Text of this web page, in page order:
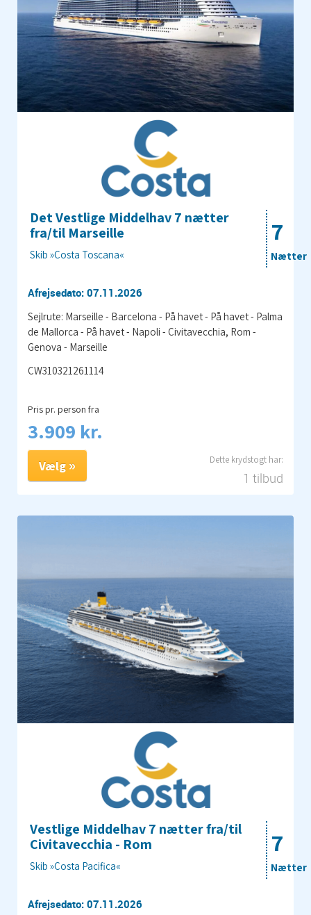
7
Nætter
Det Vestlige Middelhav 7 nætter
fra/til Marseille
Skib »Costa Toscana«
Afrejsedato: 07.11.2026
Sejlrute: Marseille - Barcelona - På havet - På havet - Palma
de Mallorca - På havet - Napoli - Civitavecchia, Rom -
Genova - Marseille
CW310321261114
Pris pr. person fra
3.909 kr.
1 tilbud
Vælg
7
Nætter
Vestlige Middelhav 7 nætter fra/til
Civitavecchia - Rom
Skib »Costa Pacifica«
Afrejsedato: 07.11.2026